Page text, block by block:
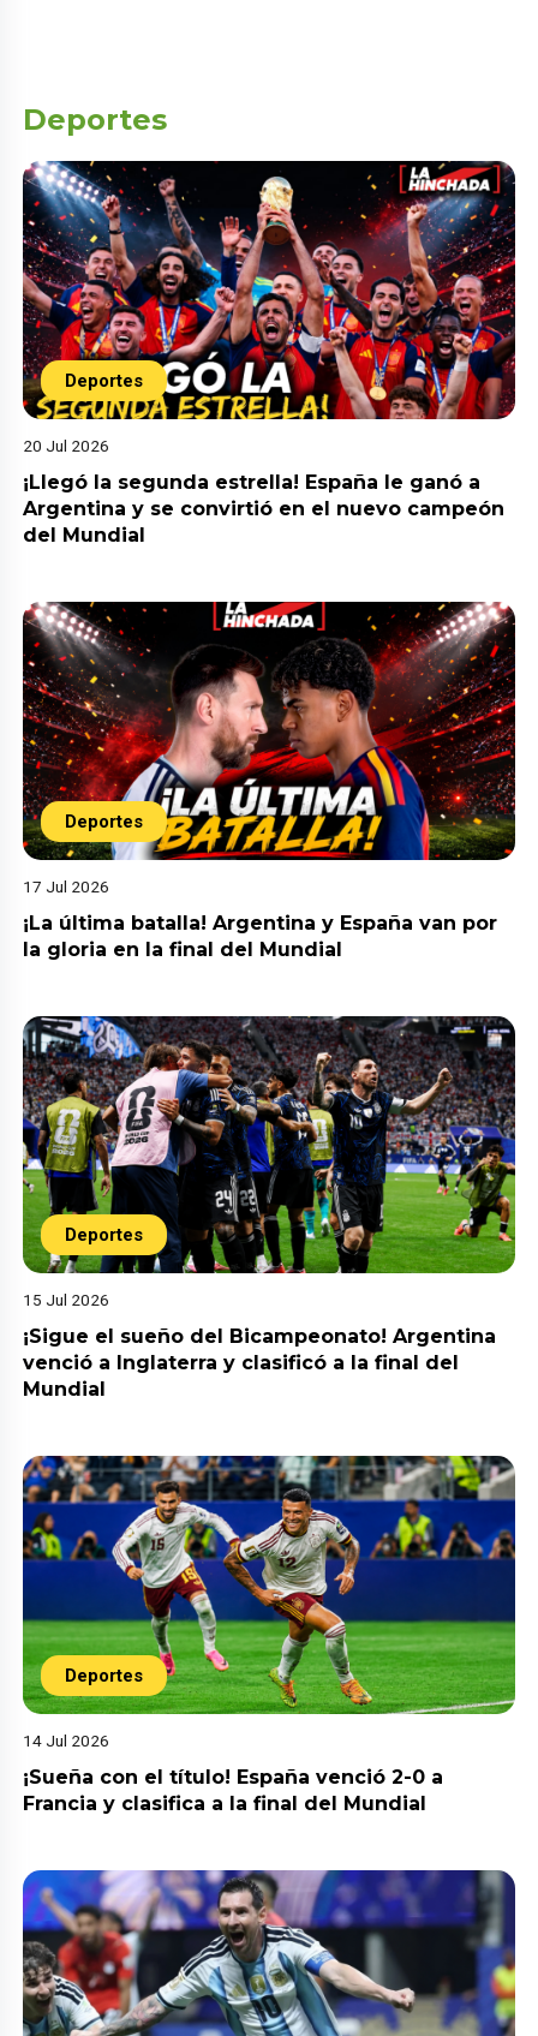
Deportes
Deportes
20 Jul 2026
¡Llegó la segunda estrella! España le ganó a
Argentina y se convirtió en el nuevo campeón
del Mundial
Deportes
17 Jul 2026
¡La última batalla! Argentina y España van por
la gloria en la final del Mundial
Deportes
15 Jul 2026
¡Sigue el sueño del Bicampeonato! Argentina
venció a Inglaterra y clasificó a la final del
Mundial
Deportes
14 Jul 2026
¡Sueña con el título! España venció 2-0 a
Francia y clasifica a la final del Mundial